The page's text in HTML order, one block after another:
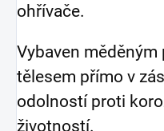
ohřívače.
Vybaven
tělesem přímo v
odolností proti
životností.